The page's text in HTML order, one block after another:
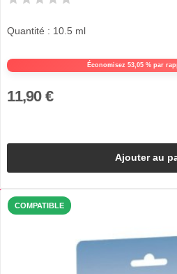
Économisez 53,05 % par
Quantité : 10.5 ml
11,90 €
Ajouter au
COMPATIBLE